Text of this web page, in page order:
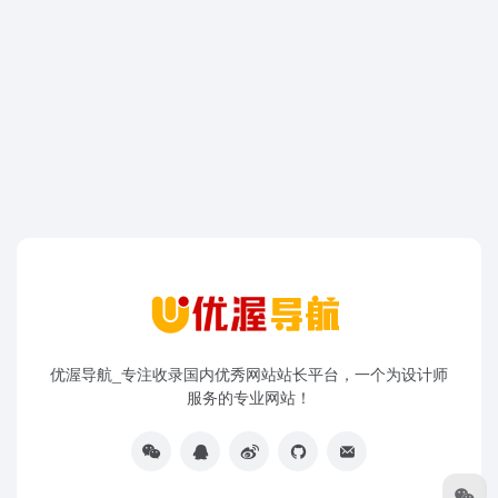
优渥导航_专注收录国内优秀网站站长平台，一个为设计师
服务的专业网站！